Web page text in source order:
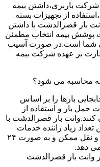
شرکت باربری،داشتن بیمه
از تجهیزات بسته
بار قصرالدشت با داشتن
پوشش بیمه انتخاب مطمئن
شما است.در صورت آسیب
بر عهده شرکت بیمه
محاسبه می شود؟
بارها را بر اساس
حمل بار و استفاده از
بار قصرالدشت با
زیاد راننده خدمات
خود را با مناسب ترین تعرفه نرخ حمل و نقل ممکن و به صورت ۲۴
دهد.
بار قصرالدشت